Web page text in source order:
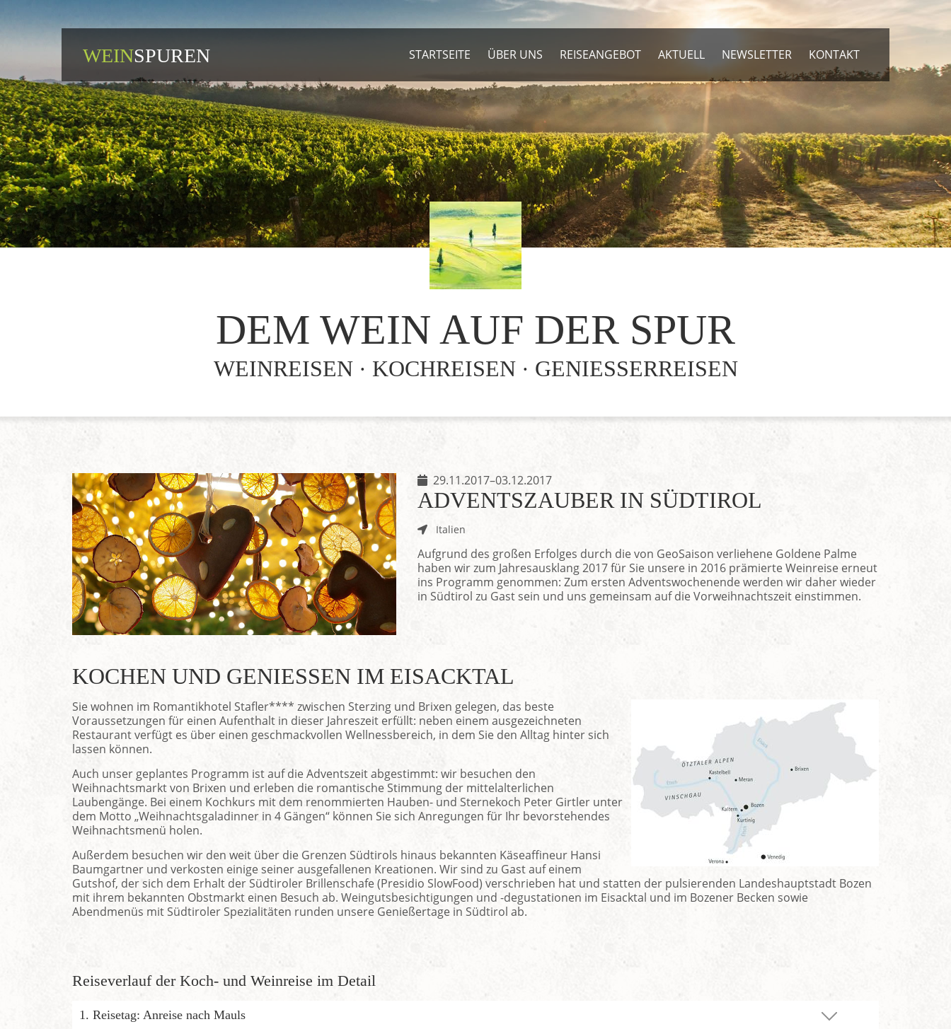
WEINSPUREN STARTSEITE ÜBER UNS REISEANGEBOT AKTUELL NEWSLETTER KONTAKT
DEM WEIN AUF DER SPUR
WEINREISEN · KOCHREISEN · GENIESSERREISEN
29.11.2017–03.12.2017
ADVENTSZAUBER IN SÜDTIROL
Italien
Aufgrund des großen Erfolges durch die von GeoSaison verliehene Goldene Palme
haben wir zum Jahresausklang 2017 für Sie unsere in 2016 prämierte Weinreise erneut
ins Programm genommen: Zum ersten Adventswochenende werden wir daher wieder
in Südtirol zu Gast sein und uns gemeinsam auf die Vorweihnachtszeit einstimmen.
KOCHEN UND GENIESSEN IM EISACKTAL
Sie wohnen im Romantikhotel Stafler**** zwischen Sterzing und Brixen gelegen, das beste
Voraussetzungen für einen Aufenthalt in dieser Jahreszeit erfüllt: neben einem ausgezeichneten
Restaurant verfügt es über einen geschmackvollen Wellnessbereich, in dem Sie den Alltag hinter sich
lassen können.
Auch unser geplantes Programm ist auf die Adventszeit abgestimmt: wir besuchen den
Weihnachtsmarkt von Brixen und erleben die romantische Stimmung der mittelalterlichen
Laubengänge. Bei einem Kochkurs mit dem renommierten Hauben- und Sternekoch Peter Girtler unter
dem Motto „Weihnachtsgaladinner in 4 Gängen“ können Sie sich Anregungen für Ihr bevorstehendes
Weihnachtsmenü holen.
Außerdem besuchen wir den weit über die Grenzen Südtirols hinaus bekannten Käseaffineur Hansi
Baumgartner und verkosten einige seiner ausgefallenen Kreationen. Wir sind zu Gast auf einem
Gutshof, der sich dem Erhalt der Südtiroler Brillenschafe (Presidio SlowFood) verschrieben hat und statten der pulsierenden Landeshauptstadt Bozen
mit ihrem bekannten Obstmarkt einen Besuch ab. Weingutsbesichtigungen und -degustationen im Eisacktal und im Bozener Becken sowie
Abendmenüs mit Südtiroler Spezialitäten runden unsere Genießertage in Südtirol ab.
Reiseverlauf der Koch- und Weinreise im Detail
1. Reisetag: Anreise nach Mauls